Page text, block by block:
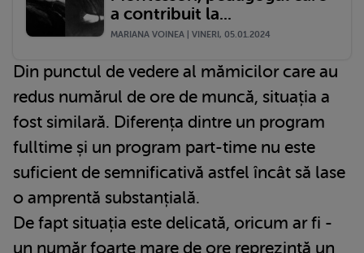
a contribuit la...
MARIANA VOINEA | VINERI, 05.01.2024
Din punctul de vedere al mămicilor care au
redus numărul de ore de muncă, situația a
fost similară. Diferența dintre un program
fulltime și un program part-time nu este
suficient de semnificativă astfel încât să lase
o amprentă substanțială.
De fapt situația este delicată, oricum ar fi -
un număr foarte mare de ore reprezintă un